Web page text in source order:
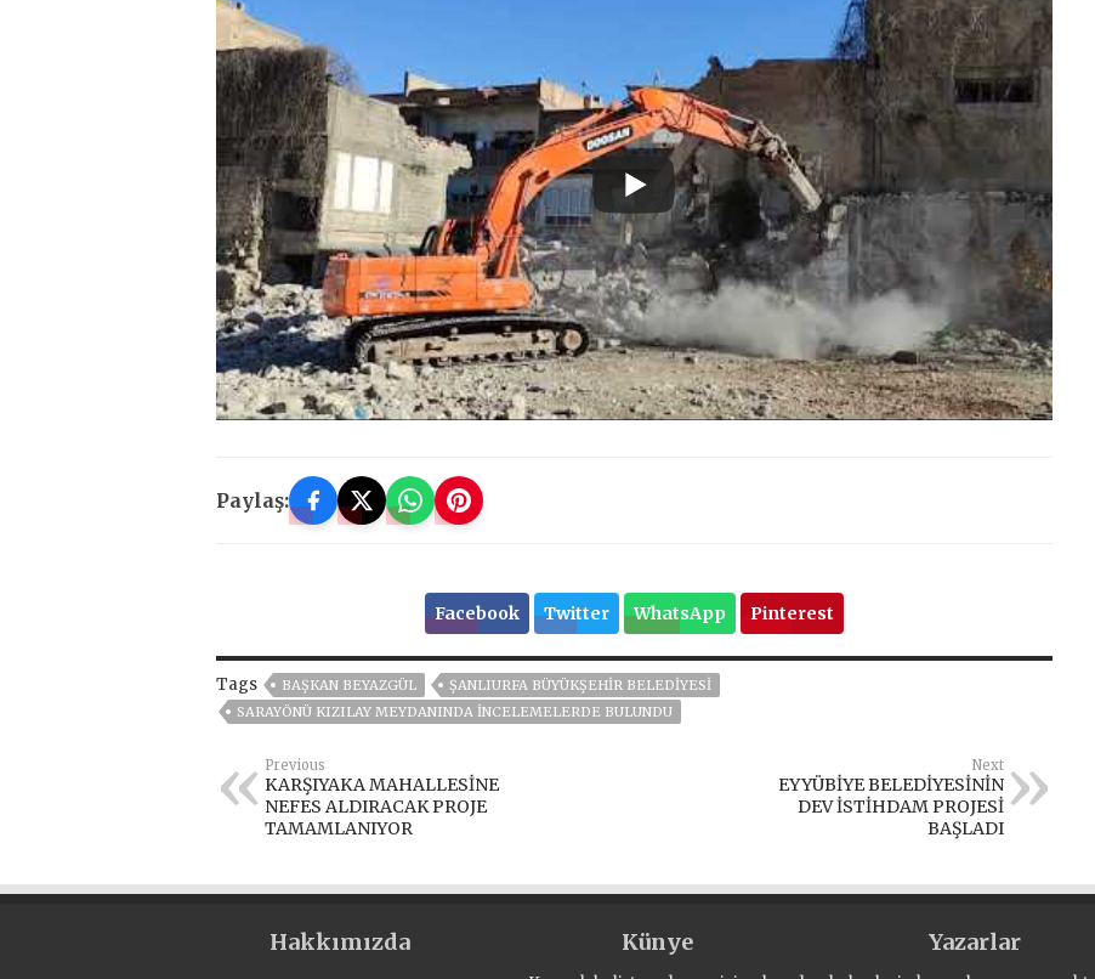
Paylaş:
Facebook Twitter WhatsApp Pinterest
Tags BAŞKAN BEYAZGÜL
ŞANLIURFA BÜYÜKŞEHIR BELEDIYESI
SARAYÖNÜ KIZILAY MEYDANINDA İNCELEMELERDE BULUNDU
Previous
KARŞIYAKA MAHALLESİNE
NEFES ALDIRACAK PROJE
TAMAMLANIYOR
Next
EYYÜBİYE BELEDİYESİNİN
DEV İSTİHDAM PROJESİ
BAŞLADI
Hakkımızda Künye Yazarlar